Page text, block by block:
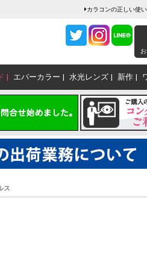
カラコンの正しい使
エバーカラー 水光レンズ 新作
ス